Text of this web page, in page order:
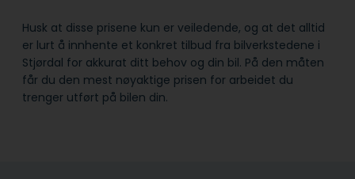
Husk at disse prisene kun er veiledende, og at det alltid
er lurt å innhente et konkret tilbud fra bilverkstedene i
Stjørdal for akkurat ditt behov og din bil. På den måten
får du den mest nøyaktige prisen for arbeidet du
trenger utført på bilen din.